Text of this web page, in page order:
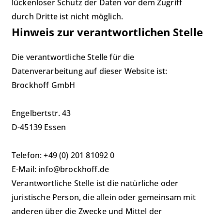
lückenloser Schutz der Daten vor dem Zugriff
durch Dritte ist nicht möglich.
Hinweis zur verantwortlichen Stelle
Die verantwortliche Stelle für die
Datenverarbeitung auf dieser Website ist:
Brockhoff GmbH
Engelbertstr. 43
D-45139 Essen
Telefon: +49 (0) 201 81092 0
E-Mail: info@brockhoff.de
Verantwortliche Stelle ist die natürliche oder
juristische Person, die allein oder gemeinsam mit
anderen über die Zwecke und Mittel der